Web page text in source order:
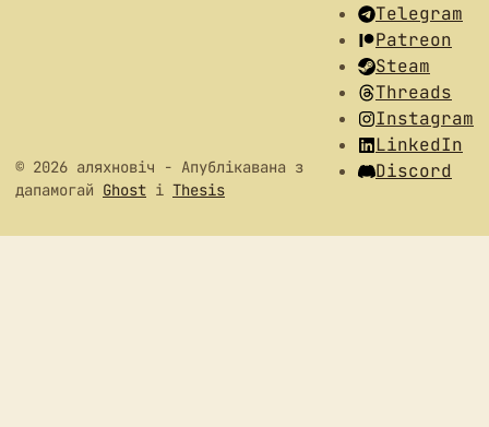
© 2026 аляхновіч - Апублікавана з
дапамогай Ghost і Thesis
Telegram
Patreon
Steam
Threads
Instagram
LinkedIn
Discord